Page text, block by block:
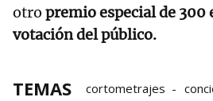
otro premio especial de 300
votación del público.
TEMAS cortometrajes